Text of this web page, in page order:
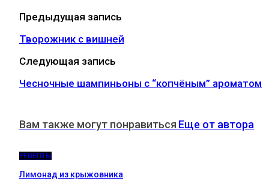
Предыдущая запись
Творожник с вишней
Следующая запись
Чесночные шампиньоны с “копчёным” ароматом
Вам также могут понравиться Еще от автора
РЕЦЕПТЫ
Лимонад из крыжовника